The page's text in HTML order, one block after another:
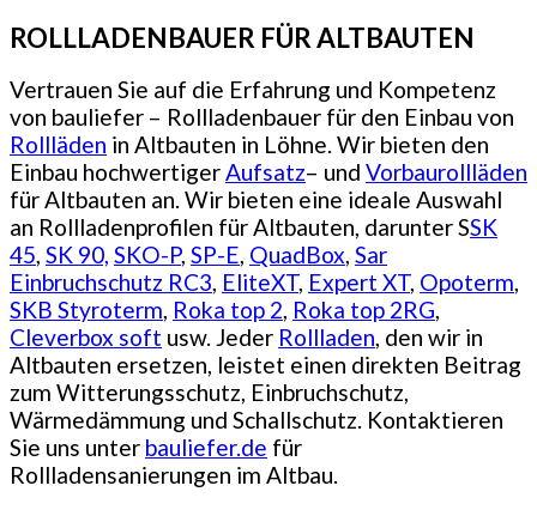
ROLLLADENBAUER FÜR ALTBAUTEN
Vertrauen Sie auf die Erfahrung und Kompetenz
von bauliefer – Rollladenbauer für den Einbau von
Rollläden in Altbauten in Löhne. Wir bieten den
Einbau hochwertigerAufsatz– und Vorbaurollläden
für Altbauten an. Wir bieten eine ideale Auswahl
an Rollladenprofilen für Altbauten, darunter SSK
45, SK 90, SKO-P, SP-E, QuadBox, Sar
Einbruchschutz RC3, EliteXT, Expert XT, Opoterm,
SKB Styroterm, Roka top 2, Roka top 2RG,
Cleverbox soft usw. Jeder Rollladen, den wir in
Altbauten ersetzen, leistet einen direkten Beitrag
zum Witterungsschutz, Einbruchschutz,
Wärmedämmung und Schallschutz. Kontaktieren
Sie uns unter bauliefer.de für
Rollladensanierungen im Altbau.